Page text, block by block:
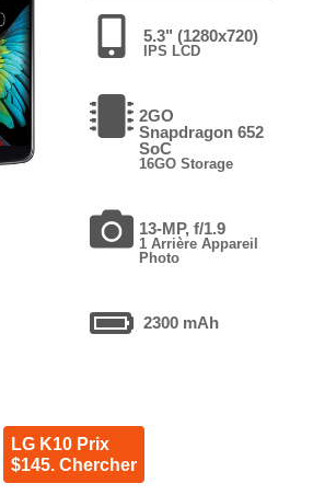
5.3" (1280x720)
IPS LCD
2GO
Snapdragon 652
SoC
16GO Storage
13-MP, f/1.9
1 Arrière Appareil
Photo
2300 mAh
LG K10 Prix
$145. Chercher